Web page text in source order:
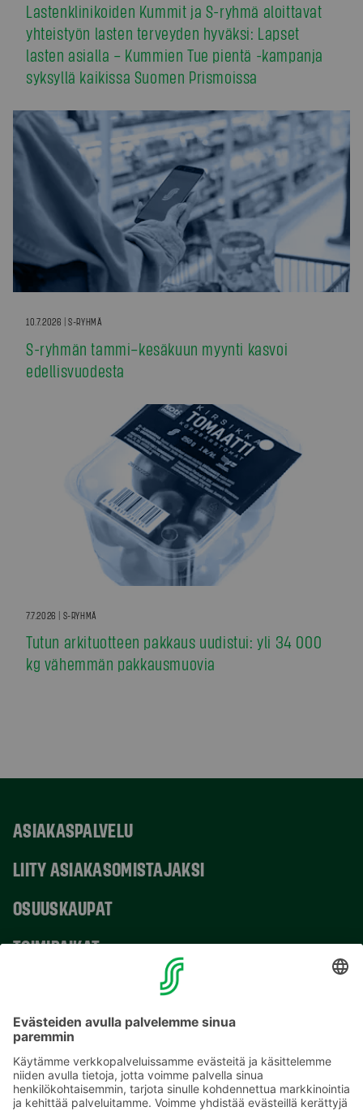
Lastenklinikoiden Kummit ja S-ryhmä aloittavat
yhteistyön lasten terveyden hyväksi: Lapset
lasten asialla – Kummien Tue pientä -kampanja
syksyllä kaikissa Suomen Prismoissa
10.7.2026 | S-RYHMÄ
S-ryhmän tammi–kesäkuun myynti kasvoi
edellisvuodesta
7.7.2026 | S-RYHMÄ
Tutun arkituotteen pakkaus uudistui: yli 34 000
kg vähemmän pakkausmuovia
ASIAKASPALVELU
LIITY ASIAKASOMISTAJAKSI
OSUUSKAUPAT
TOIMIPAIKAT